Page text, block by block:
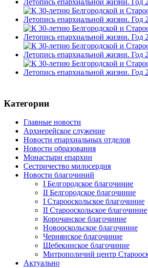
Категории
Главные новости
Архиерейское служение
Новости епархиальных отделов
Новости образования
Монастыри епархии
Сестричество милосердия
Новости благочиний
I Белгородское благочиние
II Белгородское благочиние
I Старооскольское благочиние
II Старооскольское благочиние
Корочанское благочиние
Новооскольское благочиние
Чернянское благочиние
Шебекинское благочиние
Митрополичий центр
Актуально